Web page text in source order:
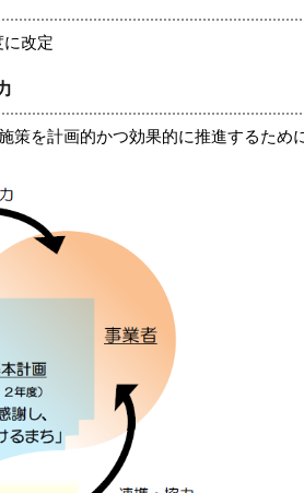
改定
策を計画的かつ効果的に推進するため